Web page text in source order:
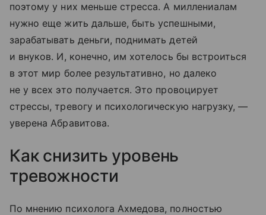
поэтому у них меньше стресса. А миллениалам
нужно еще жить дальше, быть успешными,
зарабатывать деньги, поднимать детей
и внуков. И, конечно, им хотелось бы встроиться
в этот мир более результативно, но далеко
не у всех это получается. Это провоцирует
стрессы, тревогу и психологическую нагрузку, —
уверена Абравитова.
Как снизить уровень
тревожности
По мнению психолога Ахмедова, полностью